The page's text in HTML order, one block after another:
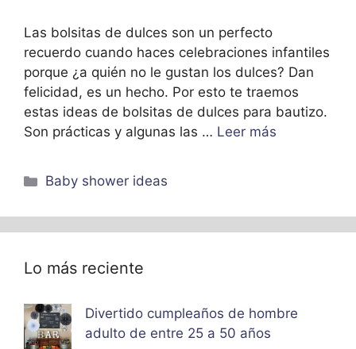
Las bolsitas de dulces son un perfecto
recuerdo cuando haces celebraciones infantiles
porque ¿a quién no le gustan los dulces? Dan
felicidad, es un hecho. Por esto te traemos
estas ideas de bolsitas de dulces para bautizo.
Son prácticas y algunas las … Leer más
Categorías
Baby shower ideas
Lo más reciente
Divertido cumpleaños de hombre
adulto de entre 25 a 50 años